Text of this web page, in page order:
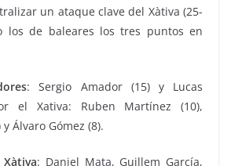
un ataque clave del Xàtiva (25-
los de baleares los tres puntos en
: Sergio Amador (15) y Lucas
el Xativa: Ruben Martínez (10),
Álvaro Gómez (8).
: Daniel Mata, Guillem García,